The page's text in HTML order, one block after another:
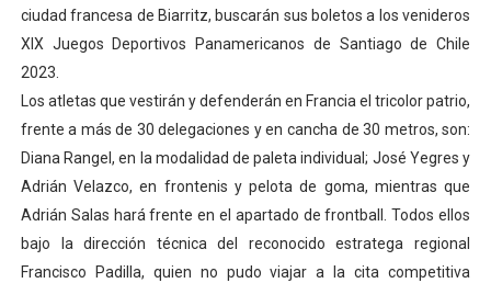
Entregan planta eléctrica para fortalecer la atención
Expertos inspeccionan espacios del OAN para la
Dictan MasterClass en el marco del Encuentro LAGO
Campo Elías avanza con plan de asfaltado
Encuentro estadal fortalece la coordinación de
Gobernador Arnaldo Sánchez apadrina a más de 993
ciudad francesa de Biarritz, buscarán sus boletos a los venideros
XIX Juegos Deportivos Panamericanos de Santiago de Chile
2023.
Los atletas que vestirán y defenderán en Francia el tricolor patrio,
frente a más de 30 delegaciones y en cancha de 30 metros, son:
Diana Rangel, en la modalidad de paleta individual; José Yegres y
Adrián Velazco, en frontenis y pelota de goma, mientras que
Adrián Salas hará frente en el apartado de frontball. Todos ellos
bajo la dirección técnica del reconocido estratega regional
Francisco Padilla, quien no pudo viajar a la cita competitiva